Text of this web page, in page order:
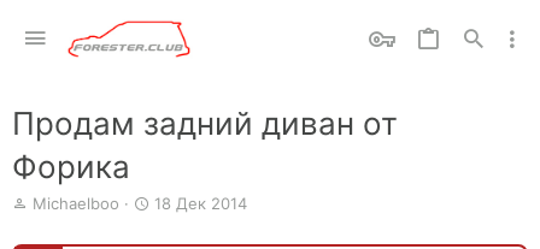
Продам задний диван от
Форика
А
Michaelboo
Д
18 Дек 2014